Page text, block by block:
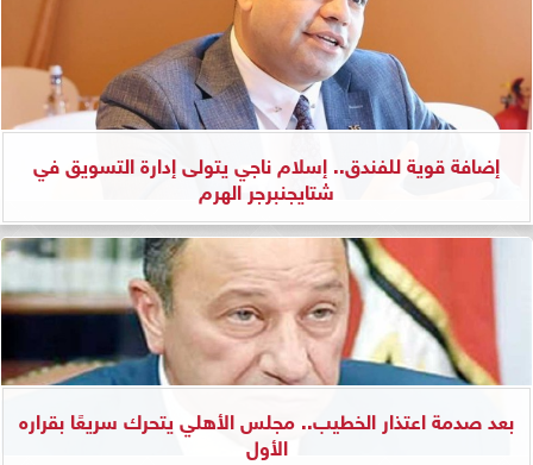
إضافة قوية للفندق.. إسلام ناجي يتولى إدارة التسويق في
شتايجنبرجر الهرم
بعد صدمة اعتذار الخطيب.. مجلس الأهلي يتحرك سريعًا بقراره
الأول